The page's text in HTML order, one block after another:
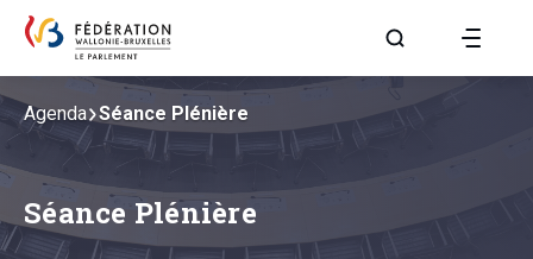
Aller à la page
Séance Plénière
Agenda Séance Plénière